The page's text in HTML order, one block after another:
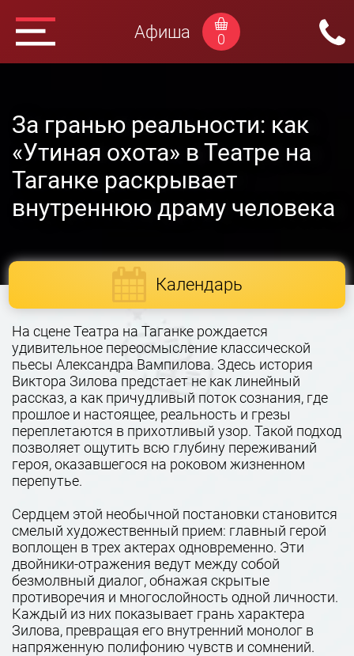
Афиша 0
За гранью реальности: как
«Утиная охота» в Театре на
Таганке раскрывает
внутреннюю драму человека
Календарь
На сцене Театра на Таганке рождается
удивительное переосмысление классической
пьесы Александра Вампилова. Здесь история
Виктора Зилова предстает не как линейный
рассказ, а как причудливый поток сознания, где
прошлое и настоящее, реальность и грезы
переплетаются в прихотливый узор. Такой подход
позволяет ощутить всю глубину переживаний
героя, оказавшегося на роковом жизненном
перепутье.
Сердцем этой необычной постановки становится
смелый художественный прием: главный герой
воплощен в трех актерах одновременно. Эти
двойники-отражения ведут между собой
безмолвный диалог, обнажая скрытые
противоречия и многослойность одной личности.
Каждый из них показывает грань характера
Зилова, превращая его внутренний монолог в
напряженную полифонию чувств и сомнений.